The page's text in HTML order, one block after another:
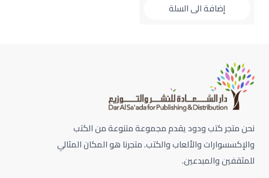
إضافة الى السلة
نحن متجر كتب ودود يقدم مجموعة متنوعة من الكتب
والإكسسوارات والألعاب والكتب. متجرنا هو المكان المثالي
للمثقفين والمبدعين.